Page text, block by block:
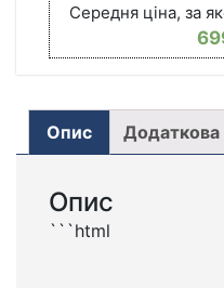
Середня ціна, за
Опис Додаткова
Опис
```html